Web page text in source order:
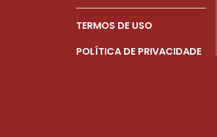
TERMOS DE USO
POLÍTICA DE PRIVACIDADE